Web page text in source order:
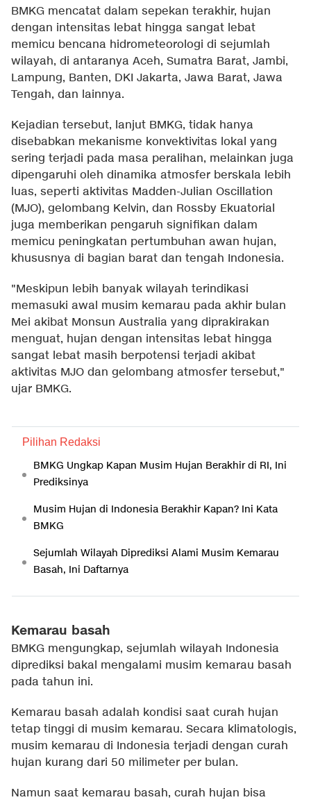
BMKG mencatat dalam sepekan terakhir, hujan
dengan intensitas lebat hingga sangat lebat
memicu bencana hidrometeorologi di sejumlah
wilayah, di antaranya Aceh, Sumatra Barat, Jambi,
Lampung, Banten, DKI Jakarta, Jawa Barat, Jawa
Tengah, dan lainnya.
Kejadian tersebut, lanjut BMKG, tidak hanya
disebabkan mekanisme konvektivitas lokal yang
sering terjadi pada masa peralihan, melainkan juga
dipengaruhi oleh dinamika atmosfer berskala lebih
luas, seperti aktivitas Madden-Julian Oscillation
(MJO), gelombang Kelvin, dan Rossby Ekuatorial
juga memberikan pengaruh signifikan dalam
memicu peningkatan pertumbuhan awan hujan,
khususnya di bagian barat dan tengah Indonesia.
"Meskipun lebih banyak wilayah terindikasi
memasuki awal musim kemarau pada akhir bulan
Mei akibat Monsun Australia yang diprakirakan
menguat, hujan dengan intensitas lebat hingga
sangat lebat masih berpotensi terjadi akibat
aktivitas MJO dan gelombang atmosfer tersebut,"
ujar BMKG.
Pilihan Redaksi
BMKG Ungkap Kapan Musim Hujan Berakhir di RI, Ini
Prediksinya
Musim Hujan di Indonesia Berakhir Kapan? Ini Kata
BMKG
Sejumlah Wilayah Diprediksi Alami Musim Kemarau
Basah, Ini Daftarnya
Kemarau basah
BMKG mengungkap, sejumlah wilayah Indonesia
diprediksi bakal mengalami musim kemarau basah
pada tahun ini.
Kemarau basah adalah kondisi saat curah hujan
tetap tinggi di musim kemarau. Secara klimatologis,
musim kemarau di Indonesia terjadi dengan curah
hujan kurang dari 50 milimeter per bulan.
Namun saat kemarau basah, curah hujan bisa